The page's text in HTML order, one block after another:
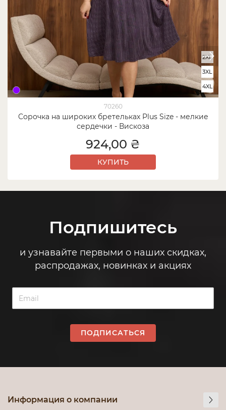
70260
Cорочка на широких бретельках Plus Size - мелкие
сердечки - Вискоза
2XL
3XL
4XL
924,00 ₴
КУПИТЬ
Подпишитесь
и узнавайте первыми о наших скидках,
распродажах, новинках и акциях
ПОДПИСАТЬСЯ
Информация о компании